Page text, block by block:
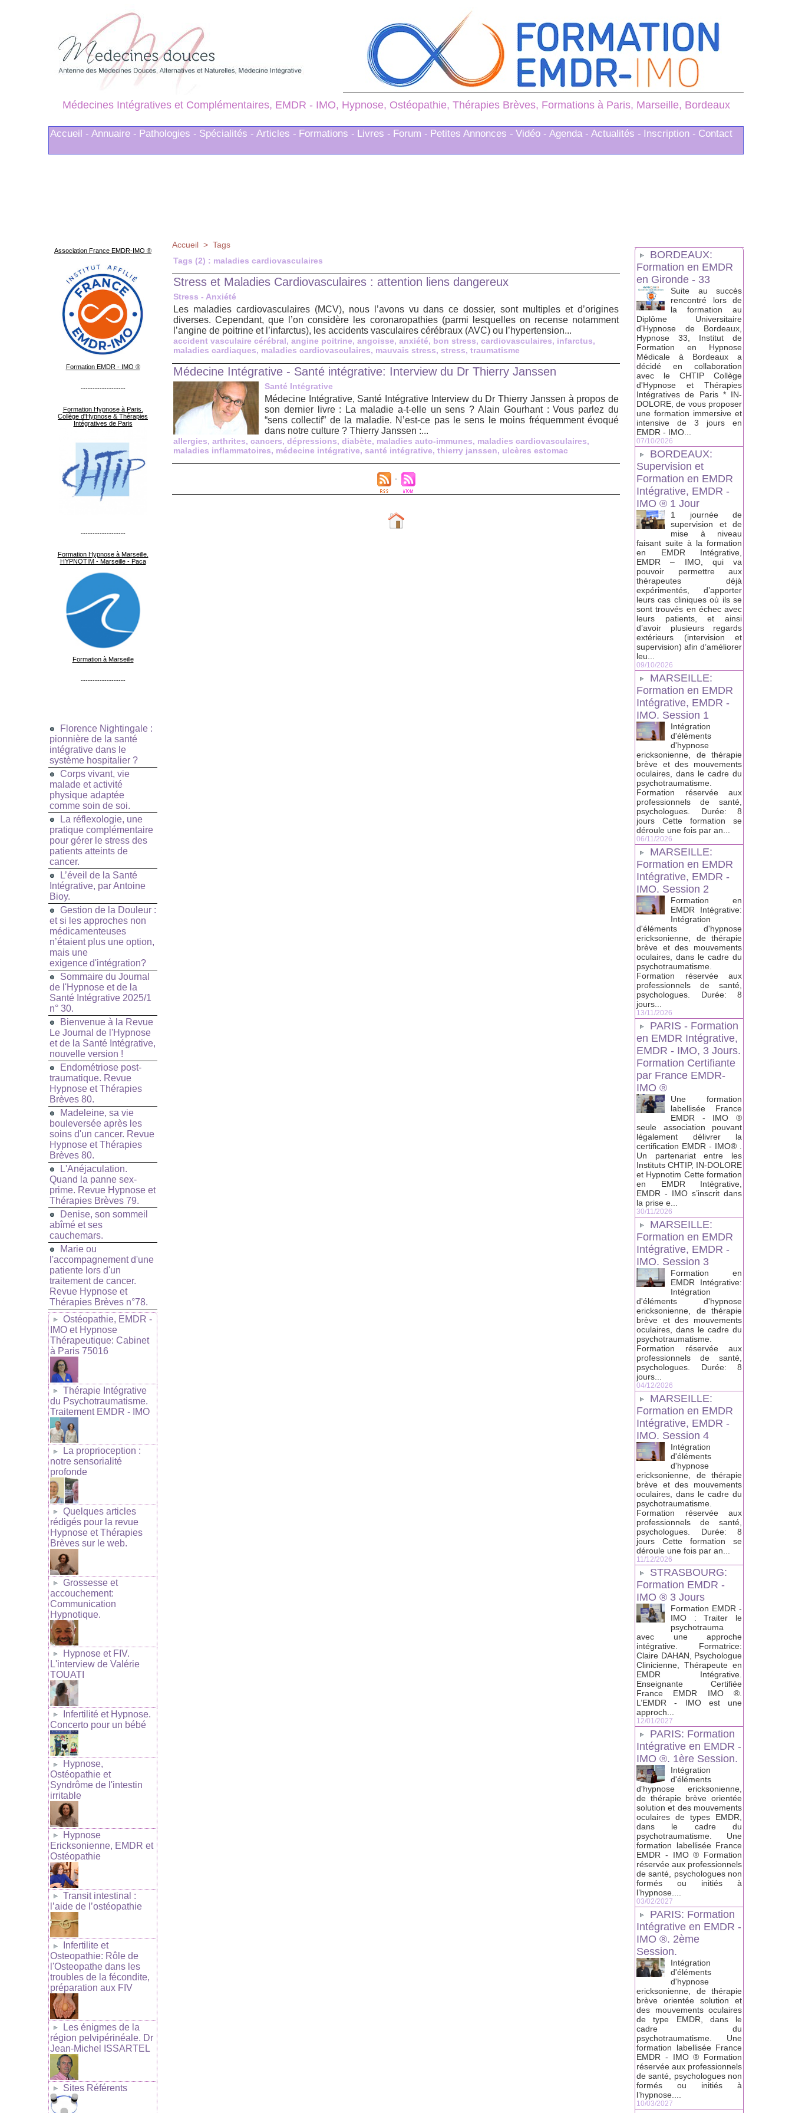
Médecines Intégratives et Complémentaires, EMDR - IMO, Hypnose, Ostéopathie, Thérapies Brèves, Formations à Paris, Marseille, Bordeaux
Accueil - Annuaire - Pathologies - Spécialités - Articles - Formations - Livres - Forum - Petites Annonces - Vidéo - Agenda - Actualités - Inscription - Contact
Association France EMDR-IMO ®
Formation EMDR - IMO ®
-------------------
Formation Hypnose à Paris.
Collège d'Hypnose & Thérapies
Intégratives de Paris
-------------------
Formation Hypnose à Marseille.
HYPNOTIM - Marseille - Paca
Formation à Marseille
-------------------
Florence Nightingale :
pionnière de la santé
intégrative dans le
système hospitalier ?
Corps vivant, vie
malade et activité
physique adaptée
comme soin de soi.
La réflexologie, une
pratique complémentaire
pour gérer le stress des
patients atteints de
cancer.
L’éveil de la Santé
Intégrative, par Antoine
Bioy.
Gestion de la Douleur :
et si les approches non
médicamenteuses
n’étaient plus une option,
mais une
exigence d'intégration?
Sommaire du Journal
de l'Hypnose et de la
Santé Intégrative 2025/1
n° 30.
Bienvenue à la Revue
Le Journal de l'Hypnose
et de la Santé Intégrative,
nouvelle version !
Endométriose post-
traumatique. Revue
Hypnose et Thérapies
Brèves 80.
Madeleine, sa vie
bouleversée après les
soins d'un cancer. Revue
Hypnose et Thérapies
Brèves 80.
L'Anéjaculation.
Quand la panne sex-
prime. Revue Hypnose et
Thérapies Brèves 79.
Denise, son sommeil
abîmé et ses
cauchemars.
Marie ou
l'accompagnement d'une
patiente lors d'un
traitement de cancer.
Revue Hypnose et
Thérapies Brèves n°78.
Ostéopathie, EMDR -
IMO et Hypnose
Thérapeutique: Cabinet
à Paris 75016
Thérapie Intégrative
du Psychotraumatisme.
Traitement EMDR - IMO
La proprioception :
notre sensorialité
profonde
Quelques articles
rédigés pour la revue
Hypnose et Thérapies
Brèves sur le web.
Grossesse et
accouchement:
Communication
Hypnotique.
Hypnose et FIV.
L'interview de Valérie
TOUATI
Infertilité et Hypnose.
Concerto pour un bébé
Hypnose,
Ostéopathie et
Syndrôme de l'intestin
irritable
Hypnose
Ericksonienne, EMDR et
Ostéopathie
Transit intestinal :
l’aide de l’ostéopathie
Infertilite et
Osteopathie: Rôle de
l'Osteopathe dans les
troubles de la fécondite,
préparation aux FIV
Les énigmes de la
région pelvipérinéale. Dr
Jean-Michel ISSARTEL
Sites Référents
Accueil > Tags
Tags (2) : maladies cardiovasculaires
Stress et Maladies Cardiovasculaires : attention liens dangereux
Stress - Anxiété
Les maladies cardiovasculaires (MCV), nous l’avons vu dans ce dossier, sont multiples et d’origines
diverses. Cependant, que l’on considère les coronaropathies (parmi lesquelles on recense notamment
l’angine de poitrine et l’infarctus), les accidents vasculaires cérébraux (AVC) ou l’hypertension...
accident vasculaire cérébral, angine poitrine, angoisse, anxiété, bon stress, cardiovasculaires, infarctus,
maladies cardiaques, maladies cardiovasculaires, mauvais stress, stress, traumatisme
Médecine Intégrative - Santé intégrative: Interview du Dr Thierry Janssen
Santé Intégrative
Médecine Intégrative, Santé Intégrative Interview du Dr Thierry Janssen à propos de
son dernier livre : La maladie a-t-elle un sens ? Alain Gourhant : Vous parlez du
“sens collectif” de la maladie. N’est-ce pas le sens le moins fréquemment évoqué
dans notre culture ? Thierry Janssen :...
allergies, arthrites, cancers, dépressions, diabète, maladies auto-immunes, maladies cardiovasculaires,
maladies inflammatoires, médecine intégrative, santé intégrative, thierry janssen, ulcères estomac
BORDEAUX:
Formation en EMDR
en Gironde - 33
Suite au succès
rencontré lors de
la formation au
Diplôme Universitaire
d'Hypnose de Bordeaux,
Hypnose 33, Institut de
Formation en Hypnose
Médicale à Bordeaux a
décidé en collaboration
avec le CHTIP Collège
d'Hypnose et Thérapies
Intégratives de Paris * IN-
DOLORE, de vous proposer
une formation immersive et
intensive de 3 jours en
EMDR - IMO...
07/10/2026
BORDEAUX:
Supervision et
Formation en EMDR
Intégrative, EMDR -
IMO ® 1 Jour
1 journée de
supervision et de
mise à niveau
faisant suite à la formation
en EMDR Intégrative,
EMDR – IMO, qui va
pouvoir permettre aux
thérapeutes déjà
expérimentés, d’apporter
leurs cas cliniques où ils se
sont trouvés en échec avec
leurs patients, et ainsi
d’avoir plusieurs regards
extérieurs (intervision et
supervision) afin d’améliorer
leu...
09/10/2026
MARSEILLE:
Formation en EMDR
Intégrative, EMDR -
IMO. Session 1
Intégration
d'éléments
d'hypnose
ericksonienne, de thérapie
brève et des mouvements
oculaires, dans le cadre du
psychotraumatisme.
Formation réservée aux
professionnels de santé,
psychologues. Durée: 8
jours Cette formation se
déroule une fois par an...
06/11/2026
MARSEILLE:
Formation en EMDR
Intégrative, EMDR -
IMO. Session 2
Formation en
EMDR Intégrative:
Intégration
d'éléments d'hypnose
ericksonienne, de thérapie
brève et des mouvements
oculaires, dans le cadre du
psychotraumatisme.
Formation réservée aux
professionnels de santé,
psychologues. Durée: 8
jours...
13/11/2026
PARIS - Formation
en EMDR Intégrative,
EMDR - IMO, 3 Jours.
Formation Certifiante
par France EMDR-
IMO ®
Une formation
labellisée France
EMDR - IMO ®
seule association pouvant
légalement délivrer la
certification EMDR - IMO® .
Un partenariat entre les
Instituts CHTIP, IN-DOLORE
et Hypnotim Cette formation
en EMDR Intégrative,
EMDR - IMO s’inscrit dans
la prise e...
30/11/2026
MARSEILLE:
Formation en EMDR
Intégrative, EMDR -
IMO. Session 3
Formation en
EMDR Intégrative:
Intégration
d'éléments d'hypnose
ericksonienne, de thérapie
brève et des mouvements
oculaires, dans le cadre du
psychotraumatisme.
Formation réservée aux
professionnels de santé,
psychologues. Durée: 8
jours...
04/12/2026
MARSEILLE:
Formation en EMDR
Intégrative, EMDR -
IMO. Session 4
Intégration
d'éléments
d'hypnose
ericksonienne, de thérapie
brève et des mouvements
oculaires, dans le cadre du
psychotraumatisme.
Formation réservée aux
professionnels de santé,
psychologues. Durée: 8
jours Cette formation se
déroule une fois par an...
11/12/2026
STRASBOURG:
Formation EMDR -
IMO ® 3 Jours
Formation EMDR -
IMO : Traiter le
psychotrauma
avec une approche
intégrative. Formatrice:
Claire DAHAN, Psychologue
Clinicienne, Thérapeute en
EMDR Intégrative.
Enseignante Certifiée
France EMDR IMO ®.
L’EMDR - IMO est une
approch...
12/01/2027
PARIS: Formation
Intégrative en EMDR -
IMO ®. 1ère Session.
Intégration
d'éléments
d'hypnose ericksonienne,
de thérapie brève orientée
solution et des mouvements
oculaires de types EMDR,
dans le cadre du
psychotraumatisme. Une
formation labellisée France
EMDR - IMO ® Formation
réservée aux professionnels
de santé, psychologues non
formés ou initiés à
l’hypnose....
03/02/2027
PARIS: Formation
Intégrative en EMDR -
IMO ®. 2ème
Session.
Intégration
d'éléments
d'hypnose
ericksonienne, de thérapie
brève orientée solution et
des mouvements oculaires
de type EMDR, dans le
cadre du
psychotraumatisme. Une
formation labellisée France
EMDR - IMO ® Formation
réservée aux professionnels
de santé, psychologues non
formés ou initiés à
l’hypnose....
10/03/2027